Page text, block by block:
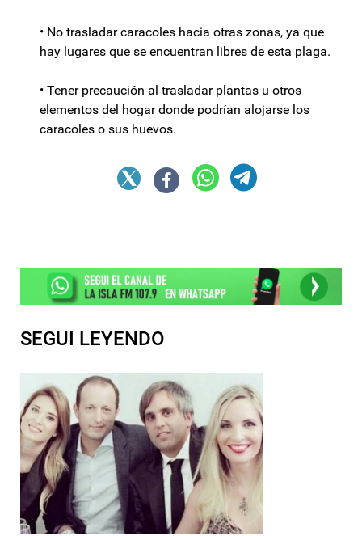
• No trasladar caracoles hacia otras zonas, ya que
hay lugares que se encuentran libres de esta plaga.
• Tener precaución al trasladar plantas u otros
elementos del hogar donde podrían alojarse los
caracoles o sus huevos.
SEGUI LEYENDO